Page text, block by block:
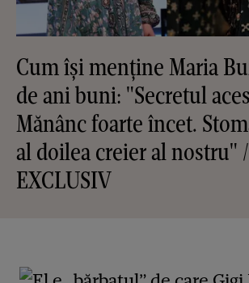
Cum își menține Maria
de ani buni: "Secretul
Mănânc foarte încet.
al doilea creier al nostru" /
EXCLUSIV